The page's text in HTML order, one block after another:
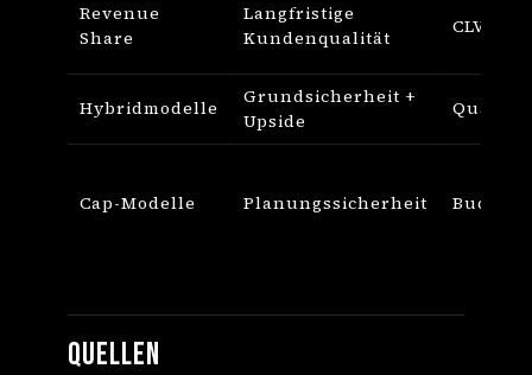
Revenue
Share
Langfristige
Kundenqualität
CLV-
Hybridmodelle
Grundsicherheit +
Upside
Qualität
Cap-Modelle Planungssicherheit
Quellen